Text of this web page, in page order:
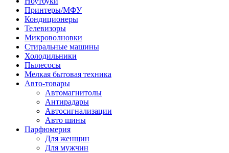
Принтеры/МФУ
Кондиционеры
Телевизоры
Микроволновки
Стиральные машины
Холодильники
Пылесосы
Мелкая бытовая техника
Авто-товары
Автомагнитолы
Антирадары
Автосигнализации
Авто шины
Парфюмерия
Для женщин
Для мужчин